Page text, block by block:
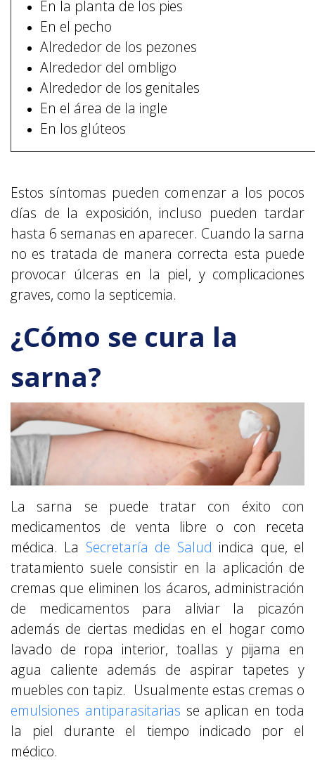
En la planta de los pies
En el pecho
Alrededor de los pezones
Alrededor del ombligo
Alrededor de los genitales
En el área de la ingle
En los glúteos
Estos síntomas pueden comenzar a los pocos
días de la exposición, incluso pueden tardar
hasta 6 semanas en aparecer. Cuando la sarna
no es tratada de manera correcta esta puede
provocar úlceras en la piel, y complicaciones
graves, como la septicemia.
¿Cómo se cura la
sarna?
La sarna se puede tratar con éxito con
medicamentos de venta libre o con receta
médica. La Secretaría de Salud indica que, el
tratamiento suele consistir en la aplicación de
cremas que eliminen los ácaros, administración
de medicamentos para aliviar la picazón
además de ciertas medidas en el hogar como
lavado de ropa interior, toallas y pijama en
agua caliente además de aspirar tapetes y
muebles con tapiz. Usualmente estas cremas o
emulsiones antiparasitarias se aplican en toda
la piel durante el tiempo indicado por el
médico.